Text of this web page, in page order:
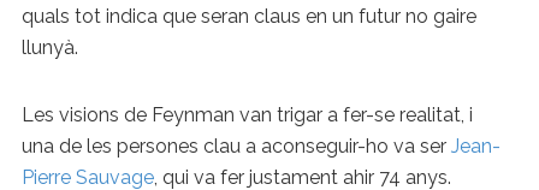
quals tot indica que seran claus en un futur no gaire
llunyà.
Les visions de Feynman van trigar a fer-se realitat, i
una de les persones clau a aconseguir-ho va ser Jean-
Pierre Sauvage, qui va fer justament ahir 74 anys.